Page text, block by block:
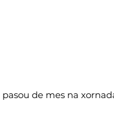
pasou de mes na